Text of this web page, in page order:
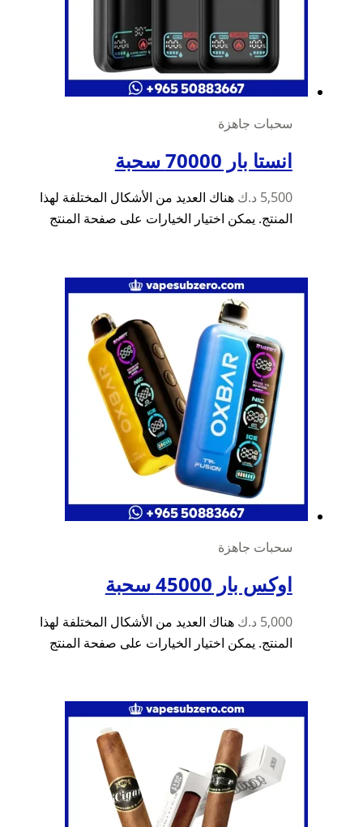
سحبات جاهزة
انستا بار 70000 سحبة
5,500 د.ك هناك العديد من الأشكال المختلفة لهذا
المنتج. يمكن اختيار الخيارات على صفحة المنتج
سحبات جاهزة
اوكس بار 45000 سحبة
5,000 د.ك هناك العديد من الأشكال المختلفة لهذا
المنتج. يمكن اختيار الخيارات على صفحة المنتج